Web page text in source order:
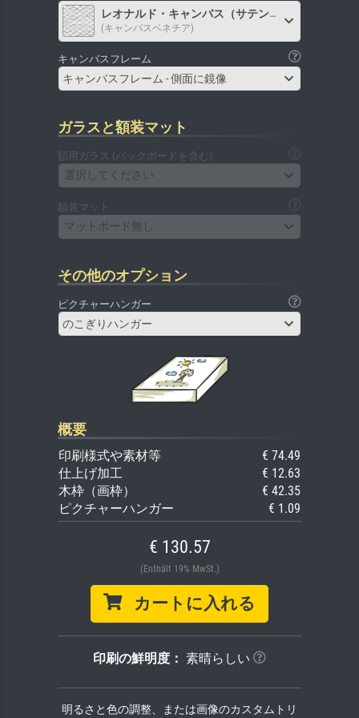
レオナルド・キャンバス（サテン）
(キャンバスベネチア)
キャンバスフレーム
キャンバスフレーム - 側面に鏡像
ガラスと額装マット
額用ガラス (バックボードを含む)
選択してください
額装マット
マットボード無し
その他のオプション
ピクチャーハンガー
のこぎりハンガー
概要
印刷様式や素材等
€ 74.49
仕上げ加工
€ 12.63
木枠（画枠）
€ 42.35
ピクチャーハンガー
€ 1.09
€ 130.57
(Enthält 19% MwSt.)
カートに入れる
印刷の鮮明度： 素晴らしい
明るさと色の調整、または画像のカスタムトリ